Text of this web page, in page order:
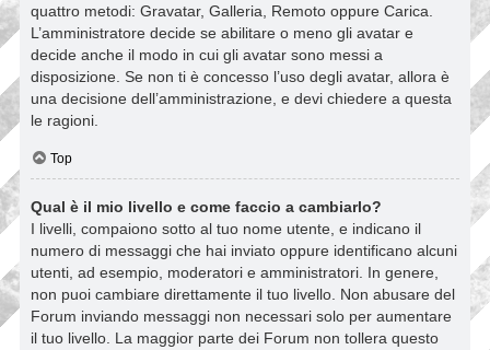
quattro metodi: Gravatar, Galleria, Remoto oppure Carica.
L’amministratore decide se abilitare o meno gli avatar e
decide anche il modo in cui gli avatar sono messi a
disposizione. Se non ti è concesso l’uso degli avatar, allora è
una decisione dell’amministrazione, e devi chiedere a questa
le ragioni.
Top
Qual è il mio livello e come faccio a cambiarlo?
I livelli, compaiono sotto al tuo nome utente, e indicano il
numero di messaggi che hai inviato oppure identificano alcuni
utenti, ad esempio, moderatori e amministratori. In genere,
non puoi cambiare direttamente il tuo livello. Non abusare del
Forum inviando messaggi non necessari solo per aumentare
il tuo livello. La maggior parte dei Forum non tollera questo